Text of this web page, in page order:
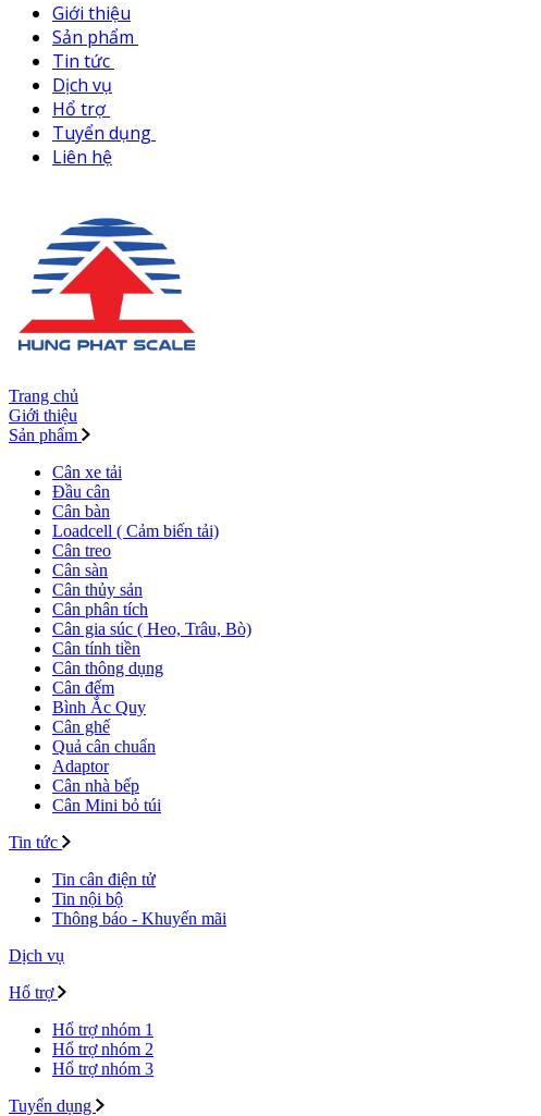
Giới thiệu
Sản phẩm
Tin tức
Dịch vụ
Hổ trợ
Tuyển dụng
Liên hệ
Trang chủ
Giới thiệu
Sản phẩm
Cân xe tải
Đầu cân
Cân bàn
Loadcell ( Cảm biến tải)
Cân treo
Cân sàn
Cân thủy sản
Cân phân tích
Cân gia súc ( Heo, Trâu, Bò)
Cân tính tiền
Cân thông dụng
Cân đếm
Bình Ắc Quy
Cân ghế
Quả cân chuẩn
Adaptor
Cân nhà bếp
Cân Mini bỏ túi
Tin tức
Tin cân điện tử
Tin nội bộ
Thông báo - Khuyến mãi
Dịch vụ
Hổ trợ
Hổ trợ nhóm 1
Hổ trợ nhóm 2
Hổ trợ nhóm 3
Tuyển dụng